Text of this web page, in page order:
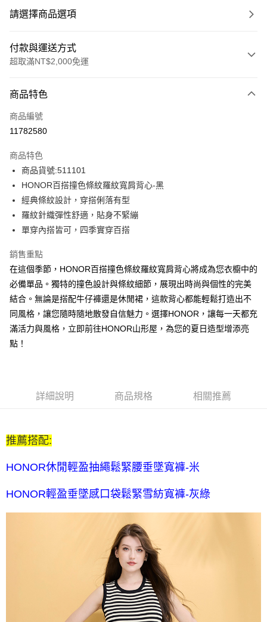
請選擇商品選項
付款與運送方式
超取滿NT$2,000免運
信用卡一次付款
超商取貨付款
Apple Pay
街口支付
悠遊付
Google Pay
ATM付款
運送方式
全家取貨付款 -訂單滿 $2000 元即享免運服務，未滿則另收
$80 元物流費用。
每筆NT$80，滿NT$2,000(含以上)免運費
每筆NT$80，滿NT$2,000(含以上)免運費
7-11付款後取貨-訂單滿 $2000 元即享免運服務-未滿則另收
每筆NT$80，滿NT$2,000(含以上)免運費
每筆NT$120，滿NT$2,000(含以上)免運費
商品特色
商品編號
11782580
商品特色
商品貨號:511101
HONOR百搭撞色條紋羅紋寬肩背心-黑
經典條紋設計，穿搭俐落有型
羅紋針織彈性舒適，貼身不緊繃
單穿內搭皆可，四季實穿百搭
銷售重點
在這個季節，HONOR百搭撞色條紋羅紋寬肩背心將成為您衣櫥中的
必備單品。獨特的撞色設計與條紋細節，展現出時尚與個性的完美
結合。無論是搭配牛仔褲還是休閒裙，這款背心都能輕鬆打造出不
同風格，讓您隨時隨地散發自信魅力。選擇HONOR，讓每一天都充
滿活力與風格，立即前往HONOR山形屋，為您的夏日造型增添亮
點！
詳細說明 商品規格 相關推薦
推薦搭配:
HONOR休閒輕盈抽繩鬆緊腰垂墜寬褲-米
HONOR輕盈垂墜感口袋鬆緊雪紡寬褲-灰綠